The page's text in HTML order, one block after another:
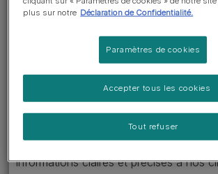
Afficher cette rubrique >
Les étiquetages de vos
sont-ils fiables ?
Oui, Purina respecte la réglementation
informations claires et précises à nos
plus sur notre Déclaration de Confidentialité.
Paramètres de cookies
Tout refuser
Accepter tous les cookies